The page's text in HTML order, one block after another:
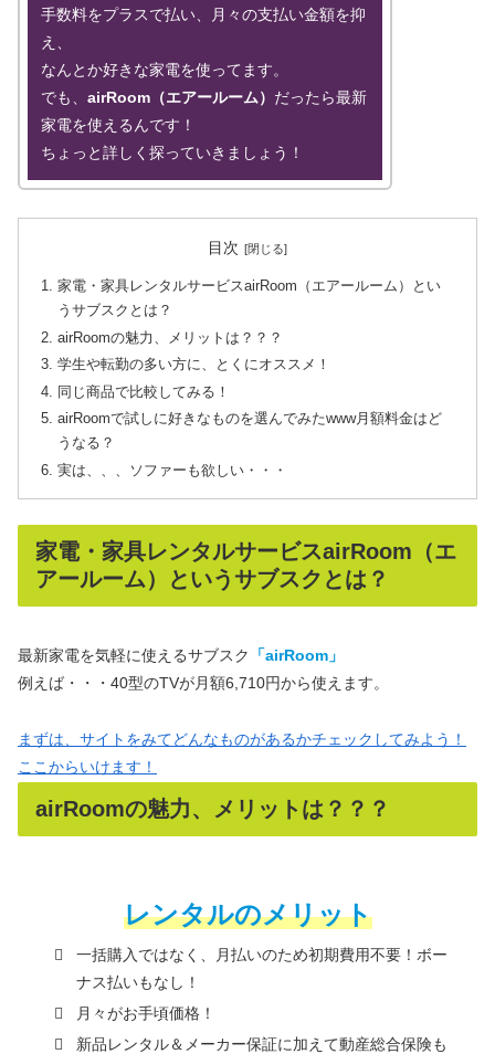
手数料をプラスで払い、月々の支払い金額を抑
え、
なんとか好きな家電を使ってます。
でも、 airRoom（エアールーム） だったら最新
家電を使えるんです！
ちょっと詳しく探っていきましょう！
目次
家電・家具レンタルサービスairRoom（エアールーム）とい
うサブスクとは？
airRoomの魅力、メリットは？？？
学生や転勤の多い方に、とくにオススメ！
同じ商品で比較してみる！
airRoomで試しに好きなものを選んでみたwww月額料金はど
うなる？
実は、、、ソファーも欲しい・・・
家電・家具レンタルサービスairRoom（エ
アールーム）というサブスクとは？
最新家電を気軽に使えるサブスク
「airRoom」
例えば・・・40型のTVが月額6,710円から使えます。
まずは、サイトをみてどんなものがあるかチェックしてみよう！
ここからいけます！
airRoomの魅力、メリットは？？？
レンタルのメリット
一括購入ではなく、月払いのため初期費用不要！ボー
ナス払いもなし！
月々がお手頃価格！
新品レンタル＆メーカー保証に加えて動産総合保険も